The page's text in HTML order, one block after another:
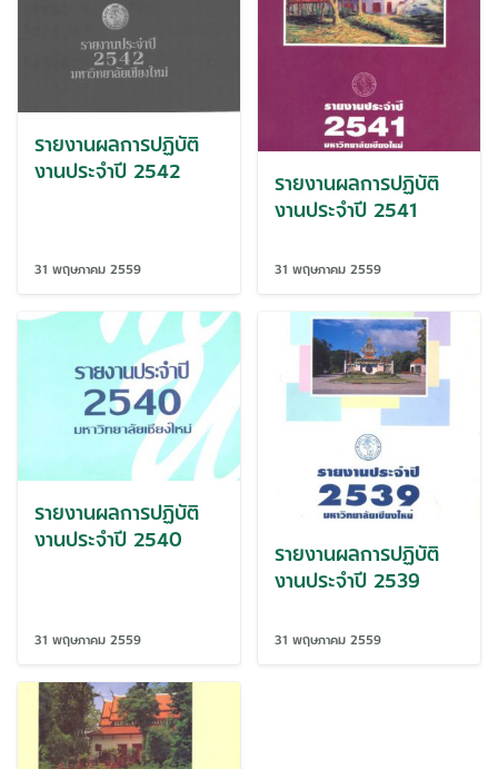
รายงานผลการปฏิบัติ
งานประจำปี 2542
31 พฤษภาคม 2559
รายงานผลการปฏิบัติ
งานประจำปี 2541
31 พฤษภาคม 2559
รายงานผลการปฏิบัติ
งานประจำปี 2540
31 พฤษภาคม 2559
รายงานผลการปฏิบัติ
งานประจำปี 2539
31 พฤษภาคม 2559